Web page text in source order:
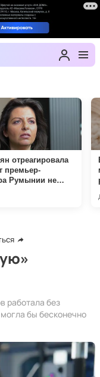
работала без
бы бесконечно